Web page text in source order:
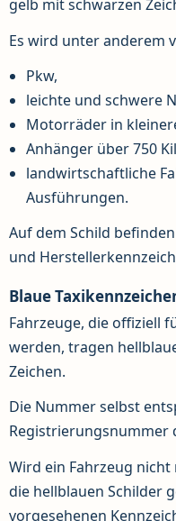
gelb mit schwarzen
Es wird unter anderem
Pkw,
leichte und schwere
Motorräder in
Anhänger über 750
landwirtschaftliche
Ausführungen.
Auf dem Schild
und
Blaue
Fahrzeuge, die offiziell
werden, tragen
Zeichen.
Die Nummer selbst
Registrierungsnummer
Wird ein Fahrzeug
die hellblauen Schilder
vorgesehenen